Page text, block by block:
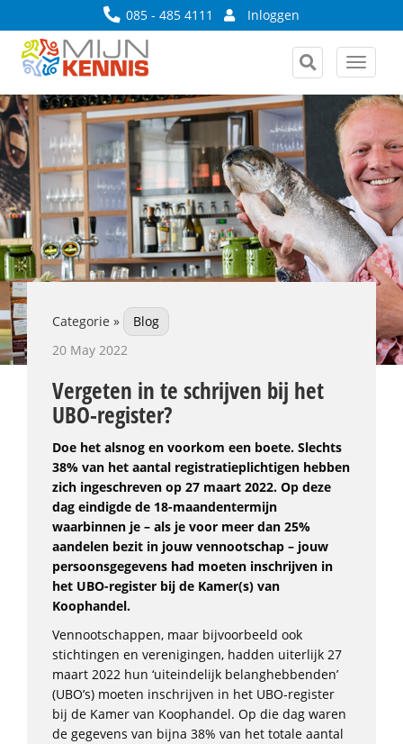
085 - 485 4111 Inloggen
Toggle
Categorie »
Blog
20 May 2022
Vergeten in te schrijven bij het
UBO-register?
Doe het alsnog en voorkom een boete. Slechts
38% van het aantal registratieplichtigen hebben
zich ingeschreven op 27 maart 2022. Op deze
dag eindigde de 18-maandentermijn
waarbinnen je – als je voor meer dan 25%
aandelen bezit in jouw vennootschap – jouw
persoonsgegevens had moeten inschrijven in
het UBO-register bij de Kamer(s) van
Koophandel.
Vennootschappen, maar bijvoorbeeld ook
stichtingen en verenigingen, hadden uiterlijk 27
maart 2022 hun ‘uiteindelijk belanghebbenden’
(UBO’s) moeten inschrijven in het UBO-register
bij de Kamer van Koophandel. Op die dag waren
de gegevens van bijna 38% van het totale aantal